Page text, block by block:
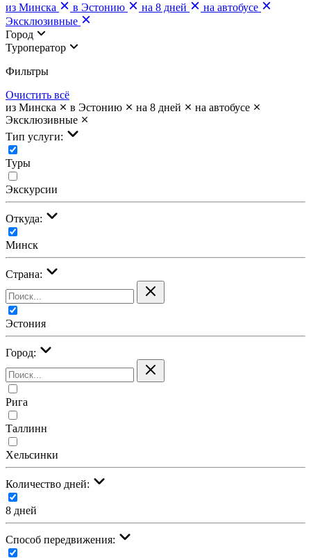
из Минска
в Эстонию на 8 дней
на автобусе
Эксклюзивные
Город
Туроператор
Фильтры
Очистить всё
из Минска
в Эстонию на 8 дней
на автобусе
Эксклюзивные
Тип услуги:
Туры
Экскурсии
Откуда:
Минск
Страна:
Эстония
Город:
Рига
Таллинн
Хельсинки
Количество дней:
8 дней
Cпособ передвижения: